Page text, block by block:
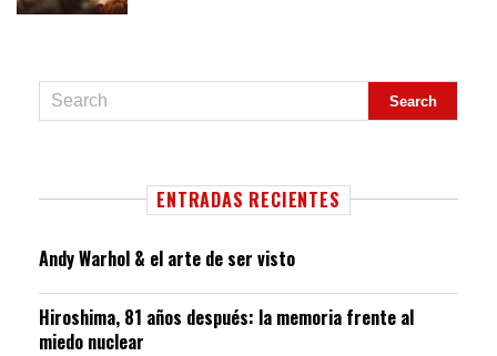
ENTRADAS RECIENTES
Andy Warhol & el arte de ser visto
Hiroshima, 81 años después: la memoria frente al
miedo nuclear